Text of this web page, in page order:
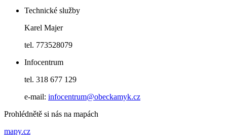
Technické služby
Karel Majer
tel. 773528079
Infocentrum
tel. 318 677 129
e-mail: infocentrum@obeckamyk.cz
Prohlédnětě si nás na mapách
mapy.cz